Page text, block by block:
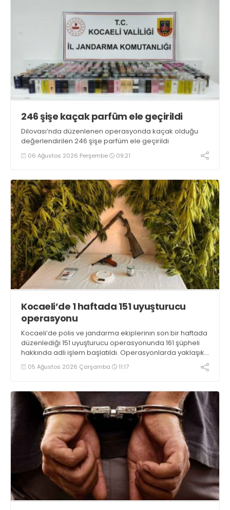
246 şişe kaçak parfüm ele geçirildi
Dilovası’nda düzenlenen operasyonda kaçak olduğu
değerlendirilen 246 şişe parfüm ele geçirildi
06 Ağustos 2026 Perşembe 09:21
Kocaeli’de 1 haftada 151 uyuşturucu
operasyonu
Kocaeli’de polis ve jandarma ekiplerinin son bir haftada
düzenlediği 151 uyuşturucu operasyonunda 161 şüpheli
hakkında adli işlem başlatıldı. Operasyonlarda yaklaşık
2 kilogram uyuşturucu madde ile 121 kök kenevir bitkisi
ele geçirilirken, 9 şüpheli tutuklandı
05 Ağustos 2026 Çarşamba 11:17